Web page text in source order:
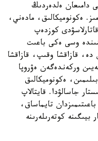
دامىعان ەلدەردىڭ
ەكونوميكالىق، مادەني،
كوزدەپ
شۇكىر، 20 جىل ىشىندە وسى ەكى باعىت
دە، قازاقشا وقىپ، قازاقشا
وركەندەگەن ەۋروپا
ەكونوميكالىق
جاسالۋدا. قايتالاپ
تايماساق،
كوتەرىلەرىنە